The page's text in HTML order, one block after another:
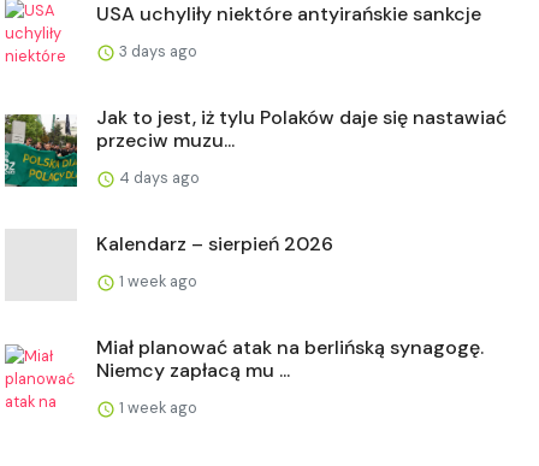
USA uchyliły niektóre antyirańskie sankcje
3 days ago
Jak to jest, iż tylu Polaków daje się nastawiać
przeciw muzu...
4 days ago
Kalendarz – sierpień 2026
1 week ago
Miał planować atak na berlińską synagogę.
Niemcy zapłacą mu ...
1 week ago